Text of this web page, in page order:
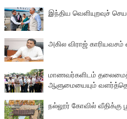
இந்திய வெளியுறவுச்
அகில விராஜ் காரியவசம்
மாணவர்களிடம்
ஆளுமையையும்
நல்லூர் கோவில் வீதிக்கு